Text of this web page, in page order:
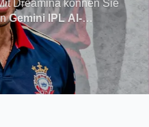
&
Dreamina können Sie
Gemini IPL AI-
Kricket-
und virale
Schnittkenntnisse
ob Sie nach einem
IPL-KI-